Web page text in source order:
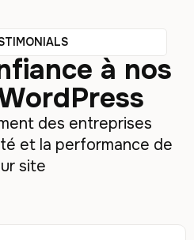
à nos
des entreprises
et la performance de
site